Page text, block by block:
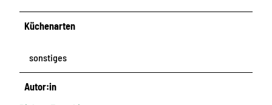
Küchenarten
sonstiges
Autor:in